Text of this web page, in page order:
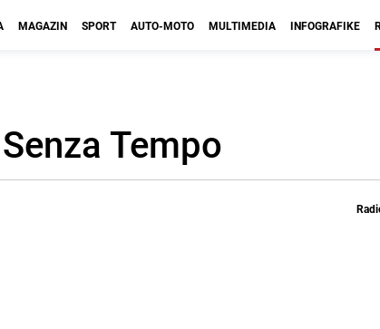
MAGAZIN SPORT AUTO-MOTO MULTIMEDIA INFOGRAFIKE
Tempo